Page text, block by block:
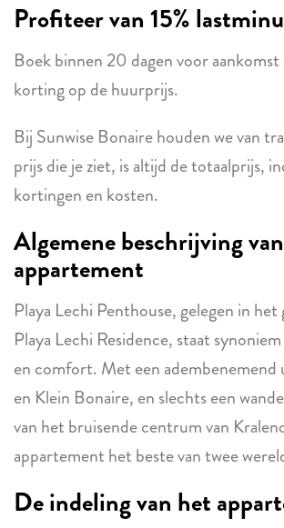
Profiteer van 15%
Boek binnen 20 dagen voor aankomst
korting op de huurprijs.
Bij Sunwise Bonaire houden we van
prijs die je ziet, is altijd de totaalprijs,
kortingen en kosten.
Algemene beschrijving
appartement
Playa Lechi Penthouse, gelegen in het
Playa Lechi Residence, staat
en comfort. Met een adembenemend
en Klein Bonaire, en slechts een
van het bruisende centrum van
appartement het beste van twee
De indeling van het